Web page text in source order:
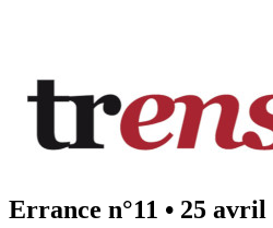
Errance n°11 • 25 avril